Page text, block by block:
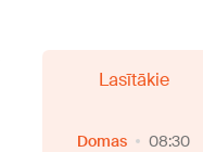
Lasītākie
Domas 08:30